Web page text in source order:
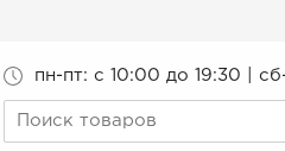
пн-пт: c 10:00 до 19:30 |